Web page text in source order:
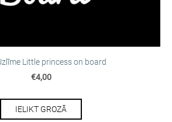
Little princess on board
€4,00
IELIKT GROZĀ